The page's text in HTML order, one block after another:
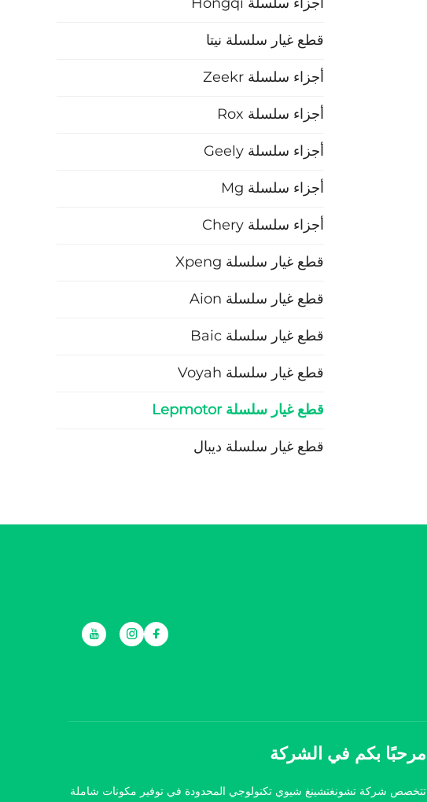
قطع غيار سلسلة نيتا
أجزاء سلسلة Zeekr
أجزاء سلسلة Rox
أجزاء سلسلة Geely
أجزاء سلسلة Mg
أجزاء سلسلة Chery
قطع غيار سلسلة Xpeng
قطع غيار سلسلة Aion
قطع غيار سلسلة Baic
قطع غيار سلسلة Voyah
قطع غيار سلسلة Lepmotor
قطع غيار سلسلة ديبال
مرحبًا بكم في الشركة
تتخصص شركة تشونغتشينغ شيوي تكنولوجي المحدودة في توفير مكونات شاملة